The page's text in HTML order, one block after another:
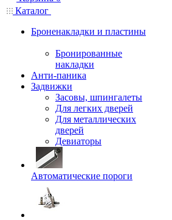
Каталог
Броненакладки и пластины
Бронированные
накладки
Анти-паника
Задвижки
Засовы, шпингалеты
Для легких дверей
Для металлических
дверей
Девиаторы
Автоматические пороги